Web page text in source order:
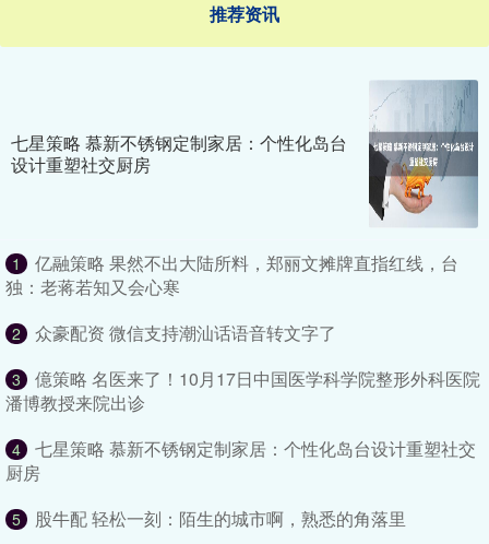
推荐资讯
七星策略 慕新不锈钢定制家居：个性化岛台
设计重塑社交厨房
1
亿融策略 果然不出大陆所料，郑丽文摊牌直指红线，台
独：老蒋若知又会心寒
2 众豪配资 微信支持潮汕话语音转文字了
3
億策略 名医来了！10月17日中国医学科学院整形外科医院
潘博教授来院出诊
4
七星策略 慕新不锈钢定制家居：个性化岛台设计重塑社交
厨房
5 股牛配 轻松一刻：陌生的城市啊，熟悉的角落里